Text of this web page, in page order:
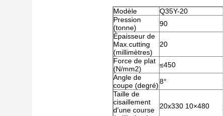
Modèle Q35Y-20
Pression
(tonne)
90
Épaisseur de
Max.cutting
(millimètres)
20
Force de plat
(N/mm2)
≤450
Angle de
coupe (degré)8°
Taille de
cisaillement
d'une course
20x330 10×480